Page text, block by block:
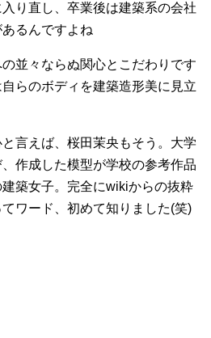
り直し、卒業後は建築系の会社
るんですよね
並々ならぬ関心とこだわりです
らのボディを建築造形美に見立
言えば、桜田茉央もそう。大学
作成した模型が学校の参考作品
築女子。完全にwikiからの抜粋
ワード、初めて知りました(笑)